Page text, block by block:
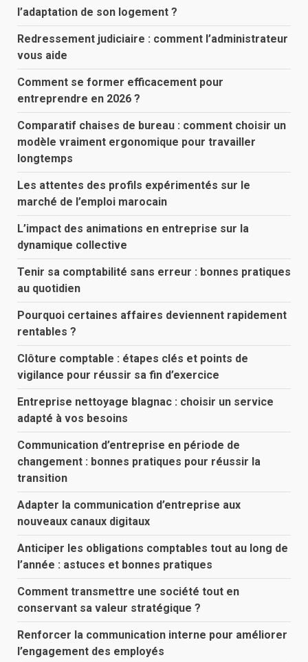
l’adaptation de son logement ?
Redressement judiciaire : comment l’administrateur
vous aide
Comment se former efficacement pour
entreprendre en 2026 ?
Comparatif chaises de bureau : comment choisir un
modèle vraiment ergonomique pour travailler
longtemps
Les attentes des profils expérimentés sur le
marché de l’emploi marocain
L’impact des animations en entreprise sur la
dynamique collective
Tenir sa comptabilité sans erreur : bonnes pratiques
au quotidien
Pourquoi certaines affaires deviennent rapidement
rentables ?
Clôture comptable : étapes clés et points de
vigilance pour réussir sa fin d’exercice
Entreprise nettoyage blagnac : choisir un service
adapté à vos besoins
Communication d’entreprise en période de
changement : bonnes pratiques pour réussir la
transition
Adapter la communication d’entreprise aux
nouveaux canaux digitaux
Anticiper les obligations comptables tout au long de
l’année : astuces et bonnes pratiques
Comment transmettre une société tout en
conservant sa valeur stratégique ?
Renforcer la communication interne pour améliorer
l’engagement des employés